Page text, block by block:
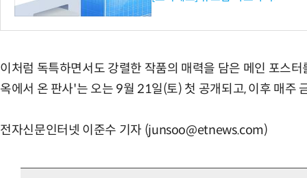
이처럼 독특하면서도 강렬한 작품의 매력을 담은 메인 포스
옥에서 온 판사'는 오는 9월 21일(토) 첫 공개되고, 이후 매주
전자신문인터넷 이준수 기자 (junsoo@etnews.com)